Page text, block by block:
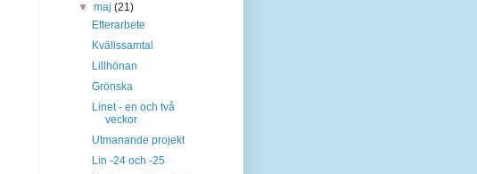
▼maj(21)
Efterarbete
Kvällssamtal
Lillhönan
Grönska
Linet - en och två
veckor
Utmanande projekt
Lin -24 och -25